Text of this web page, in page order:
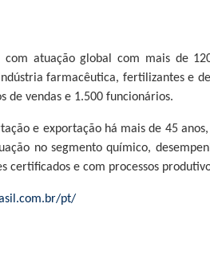
atuação global com mais de
farmacêutica, fertilizantes e
de vendas e 1.500 funcionários.
e exportação há mais de 45
no segmento químico,
certificados e com processos
pt/